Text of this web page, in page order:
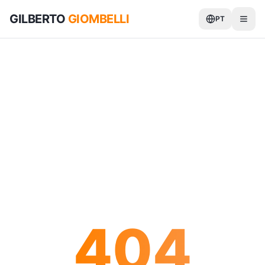
GILBERTO GIOMBELLI PT
404